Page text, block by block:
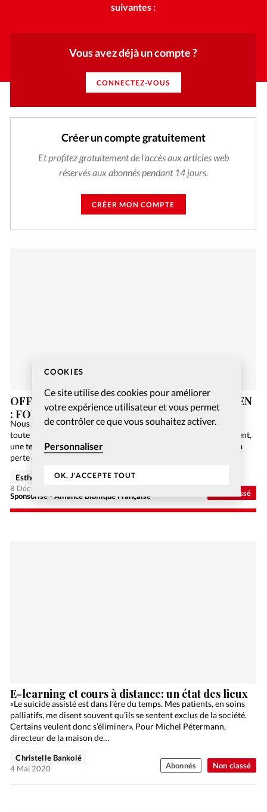
COOKIES
Ce site utilise des cookies pour améliorer
votre expérience utilisateur et vous permet
de contrôler ce que vous souhaitez activer.
Personnaliser
OK, J'ACCEPTE TOUT
suivantes :
Vous avez déjà un compte ?
CONNECTEZ-VOUS
Créer un compte gratuitement
Et profitez gratuitement de l'accès aux articles web
réservés aux abonnés pendant 14 jours.
CRÉER MON COMPTE
Non classé
OFFREZ-VOUS UN JEU DE SOCIÉTÉ CHRÉTIEN
: FOUILLES EN GALILÉE
Nous sommes en 2084. L’humanité n’utilise plus de papier car
toute l’information est numérisée sur Internet. Malheureusement,
une terrible panne informatique de niveau mondial engendre la
perte de toutes ces précieuses données, et la Bible…
Sponsorisé - Alliance Biblilque Française
Esther Hänggi
8 Déc 2020
Non classé
E-learning et cours à distance: un état des lieux
«Le suicide assisté est dans l’ère du temps. Mes patients, en soins
palliatifs, me disent souvent qu’ils se sentent exclus de la société.
Certains veulent donc s’éliminer». Pour Michel Pétermann,
directeur de la maison de…
Christelle Bankolé
4 Mai 2020
Abonnés